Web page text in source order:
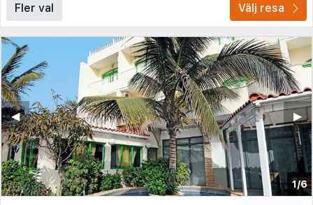
Fler val Välj resa
1/6
▶︎
◀︎